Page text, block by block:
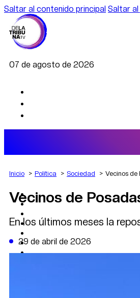
Saltar al contenido principal Saltar al
07 de agosto de 2026
AGRO
DEPORTES
POLÍTICA
DATA FIRME
DE LA TRIBUNA TV
Inicio Política Sociedad Vecinos
Vecinos de
En los últimos meses la
29 de abril de 2026